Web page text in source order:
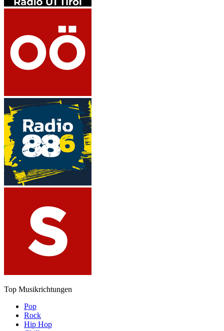
Top Musikrichtungen
Pop
Rock
Hip Hop